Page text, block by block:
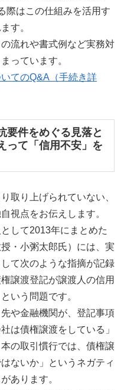
際はこの仕組みを活用す
す。
流れや書式例など実務対
っています。
てのQ&A（手続き詳
要件をめぐる見落と
って「信用不安」を
取り上げられていない、
視点をお伝えします。
して2013年にまとめた
・小粥太郎氏）には、実
て次のような指摘が記録
譲渡登記が譲渡人の信用
いう問題です。
や金融機関が、登記事項
は債権譲渡をしている」
の取引慣行では、債権譲
ないか」というネガティ
あります。